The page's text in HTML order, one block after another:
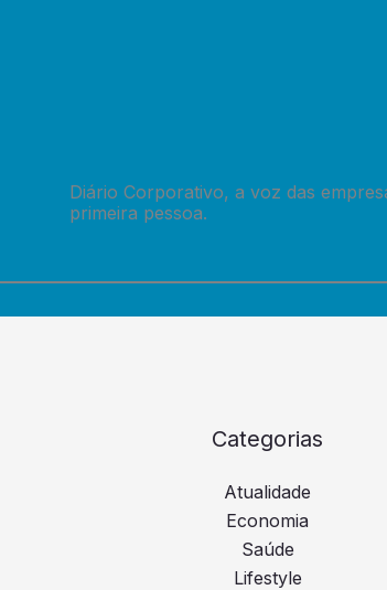
Diário Corporativo, a voz das
primeira pessoa.
Categorias
Atualidade
Economia
Saúde
Lifestyle